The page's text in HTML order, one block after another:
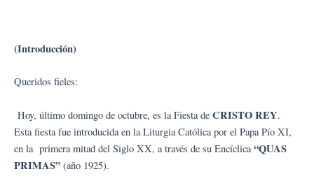
(Introducción)
Queridos fieles:
Hoy, último domingo de octubre, es la Fiesta de CRISTO REY.
Esta fiesta fue introducida en la Liturgia Católica por el Papa Pío XI,
en la primera mitad del Siglo XX, a través de su Encíclica “QUAS
PRIMAS” (año 1925).